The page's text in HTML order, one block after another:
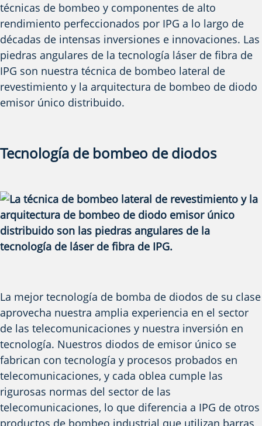
técnicas de bombeo y componentes de alto
rendimiento perfeccionados por IPG a lo largo de
décadas de intensas inversiones e innovaciones. Las
piedras angulares de la tecnología láser de fibra de
IPG son nuestra técnica de bombeo lateral de
revestimiento y la arquitectura de bombeo de diodo
emisor único distribuido.
Tecnología de bombeo de diodos
La mejor tecnología de bomba de diodos de su clase
aprovecha nuestra amplia experiencia en el sector
de las telecomunicaciones y nuestra inversión en
tecnología. Nuestros diodos de emisor único se
fabrican con tecnología y procesos probados en
telecomunicaciones, y cada oblea cumple las
rigurosas normas del sector de las
telecomunicaciones, lo que diferencia a IPG de otros
productos de bombeo industrial que utilizan barras